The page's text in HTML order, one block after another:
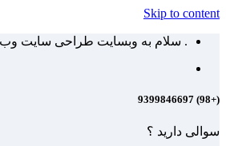
Skip to content
. سلام به وبسایت طراحی سایت
(+98) 9399846697
سوالی دارید ؟